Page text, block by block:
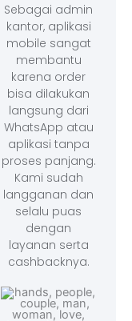
Sebagai admin
kantor, aplikasi
mobile sangat
membantu
karena order
bisa dilakukan
langsung dari
WhatsApp atau
aplikasi tanpa
proses panjang.
Kami sudah
langganan dan
selalu puas
dengan
layanan serta
cashbacknya.